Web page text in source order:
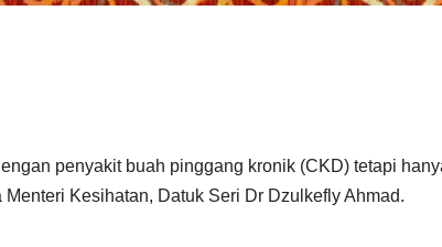
penyakit buah pinggang kronik (CKD) tetapi
Kesihatan, Datuk Seri Dr Dzulkefly Ahmad.